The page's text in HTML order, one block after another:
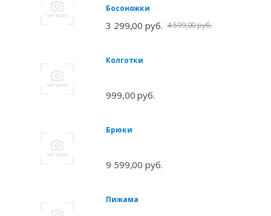
Босоножки
3 299,00 руб. 4 599,00 руб.
Колготки
999,00 руб.
Брюки
9 599,00 руб.
Пижама